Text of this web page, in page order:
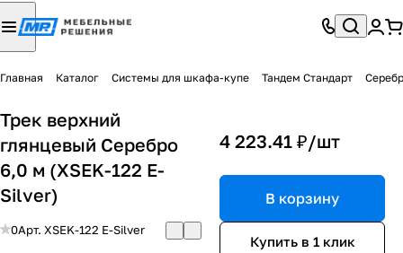
Главная Каталог Системы для шкафа-купе Тандем Стандарт
Трек верхний
глянцевый Серебро
6,0 м (XSEK-122 E-
Silver)
0Арт. XSEK-122 E-Silver
4 223.41 ₽/шт
В корзину
Купить в 1 клик